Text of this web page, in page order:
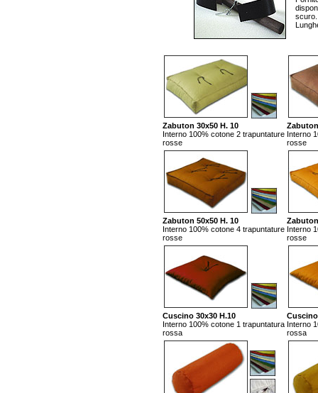
scuro.
Zabuton 30x50 H. 10
Interno 100% cotone 2 trapuntature
rosse
Interno
rosse
Zabuton 50x50 H. 10
Interno 100% cotone 4 trapuntature
rosse
Interno
rosse
Cuscino 30x30 H.10
Interno 100% cotone 1 trapuntatura
rossa
Cuscino
Interno
rossa